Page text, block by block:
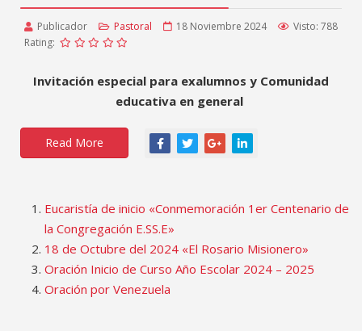
Publicador Pastoral 18 Noviembre 2024
Visto: 788
Rating:
Invitación especial para exalumnos y Comunidad
educativa en general
Read More
Eucaristía de inicio «Conmemoración 1er Centenario de
la Congregación E.SS.E»
18 de Octubre del 2024 «El Rosario Misionero»
Oración Inicio de Curso Año Escolar 2024 – 2025
Oración por Venezuela